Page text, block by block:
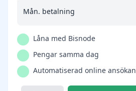
Mån. betalning
Låna med Bisnode
Pengar samma dag
Automatiserad online ansökan